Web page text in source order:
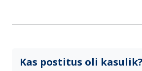
Kas postitus oli kasulik?